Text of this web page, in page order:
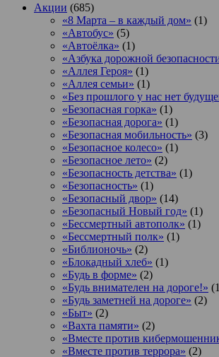
Акции (685)
«8 Марта – в каждый дом» (1)
«Автобус» (5)
«Автоёлка» (1)
«Азбука дорожной
«Аллея Героя» (1)
«Аллея семьи» (1)
«Без прошлого у нас нет
«Безопасная горка» (1)
«Безопасная дорога» (1)
«Безопасная мобильность» (3)
«Безопасное колесо» (1)
«Безопасное лето» (2)
«Безопасность детства» (1)
«Безопасность» (1)
«Безопасный двор» (14)
«Безопасный Новый год» (1)
«Бессмертный автополк» (1)
«Бессмертный полк» (1)
«Библионочь» (2)
«Блокадный хлеб» (1)
«Будь в форме» (2)
«Будь внимателен на дороге!»
«Будь заметней на дороге» (2)
«Быт» (2)
«Вахта памяти» (2)
«Вместе против
«Вместе против террора» (2)